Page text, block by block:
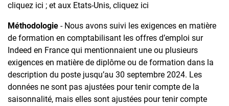
cliquez ici ; et aux Etats-Unis, cliquez ici
Méthodologie - Nous avons suivi les exigences en matière
de formation en comptabilisant les offres d’emploi sur
Indeed en France qui mentionnaient une ou plusieurs
exigences en matière de diplôme ou de formation dans la
description du poste jusqu’au 30 septembre 2024. Les
données ne sont pas ajustées pour tenir compte de la
saisonnalité, mais elles sont ajustées pour tenir compte